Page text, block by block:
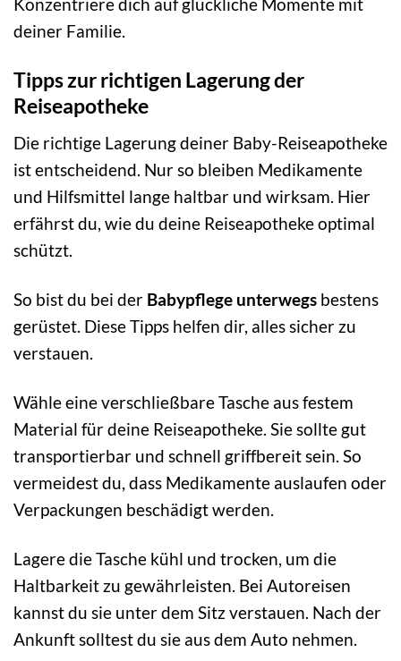
Konzentriere dich auf glückliche Momente mit
deiner Familie.
Tipps zur richtigen Lagerung der
Reiseapotheke
Die richtige Lagerung deiner Baby-Reiseapotheke
ist entscheidend. Nur so bleiben Medikamente
und Hilfsmittel lange haltbar und wirksam. Hier
erfährst du, wie du deine Reiseapotheke optimal
schützt.
So bist du bei der Babypflege unterwegs bestens
gerüstet. Diese Tipps helfen dir, alles sicher zu
verstauen.
Wähle eine verschließbare Tasche aus festem
Material für deine Reiseapotheke. Sie sollte gut
transportierbar und schnell griffbereit sein. So
vermeidest du, dass Medikamente auslaufen oder
Verpackungen beschädigt werden.
Lagere die Tasche kühl und trocken, um die
Haltbarkeit zu gewährleisten. Bei Autoreisen
kannst du sie unter dem Sitz verstauen. Nach der
Ankunft solltest du sie aus dem Auto nehmen.